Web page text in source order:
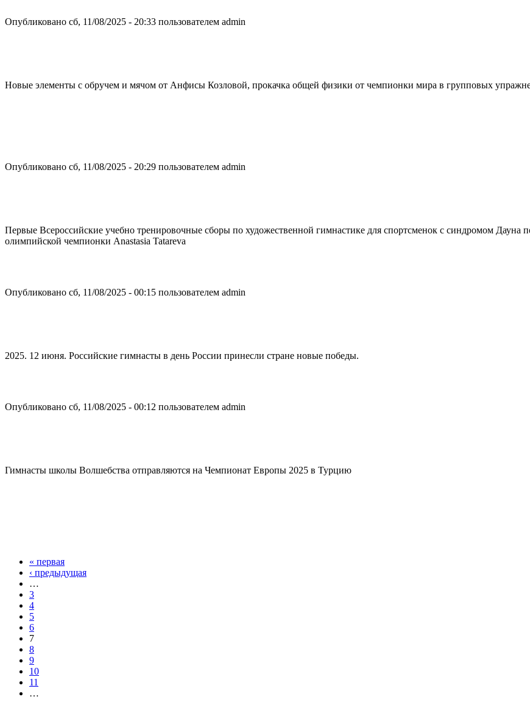
Опубликовано сб, 11/08/2025 - 20:33 пользователем admin
Новые элементы с обручем и мячом от Анфисы Козловой, прокачка общей физики от чемпионки мира в групповых
Опубликовано сб, 11/08/2025 - 20:29 пользователем admin
Первые Всероссийские учебно тренировочные сборы по художественной гимнастике для спортсменок с синдромом
олимпийской чемпионки Anastasia Tatareva
Опубликовано сб, 11/08/2025 - 00:15 пользователем admin
2025. 12 июня. Российские гимнасты в день России принесли стране новые победы.
Опубликовано сб, 11/08/2025 - 00:12 пользователем admin
Гимнасты школы Волшебства отправляются на Чемпионат Европы 2025 в Турцию
Страницы
« первая
‹ предыдущая
…
3
4
5
6
7
8
9
10
11
…